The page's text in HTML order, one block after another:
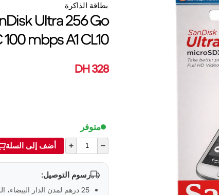
بطاقة الذاكرة
Ultra 256 Go
mbps A1 CL10
328 DH
متوفر
–
+ أضف إلى السلة
رسوم التوصيل:
25 درهم لمدن الدار